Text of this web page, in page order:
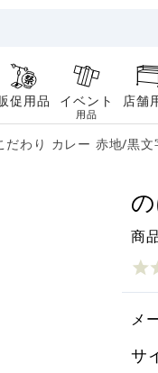
促用品 イベント
用品
店舗
だわり カレー 赤地/黒
商
メ
サ